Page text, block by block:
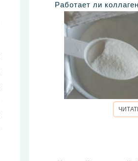
Работает ли